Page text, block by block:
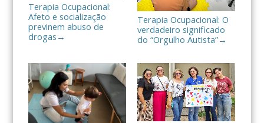
Terapia Ocupacional:
Afeto e socialização
previnem abuso de
drogas →
Terapia Ocupacional: O
verdadeiro significado
do “Orgulho Autista”→